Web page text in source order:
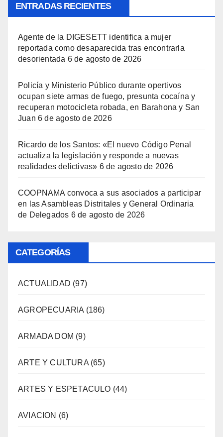
ENTRADAS RECIENTES
Agente de la DIGESETT identifica a mujer
reportada como desaparecida tras encontrarla
desorientada 6 de agosto de 2026
Policía y Ministerio Público durante opertivos
ocupan siete armas de fuego, presunta cocaína y
recuperan motocicleta robada, en Barahona y San
Juan 6 de agosto de 2026
Ricardo de los Santos: «El nuevo Código Penal
actualiza la legislación y responde a nuevas
realidades delictivas» 6 de agosto de 2026
COOPNAMA convoca a sus asociados a participar
en las Asambleas Distritales y General Ordinaria
de Delegados 6 de agosto de 2026
CATEGORÍAS
ACTUALIDAD (97)
AGROPECUARIA(186)
ARMADA DOM (9)
ARTE Y CULTURA(65)
ARTES Y ESPETACULO (44)
AVIACION (6)